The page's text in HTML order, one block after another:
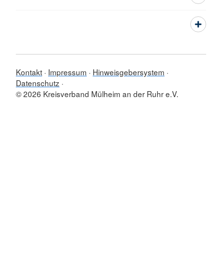
Kontakt Impressum
Hinweisgebersystem
Datenschutz
© 2026 Kreisverband Mülheim an der Ruhr e.V.